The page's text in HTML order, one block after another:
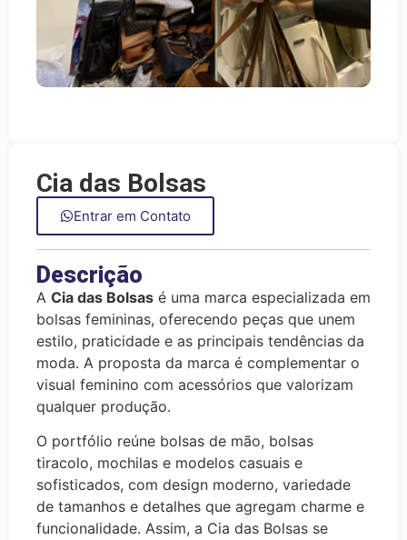
Cia das Bolsas
Entrar em Contato
Descrição
A Cia das Bolsas é uma marca especializada em
bolsas femininas, oferecendo peças que unem
estilo, praticidade e as principais tendências da
moda. A proposta da marca é complementar o
visual feminino com acessórios que valorizam
qualquer produção.
O portfólio reúne bolsas de mão, bolsas
tiracolo, mochilas e modelos casuais e
sofisticados, com design moderno, variedade
de tamanhos e detalhes que agregam charme e
funcionalidade. Assim, a Cia das Bolsas se